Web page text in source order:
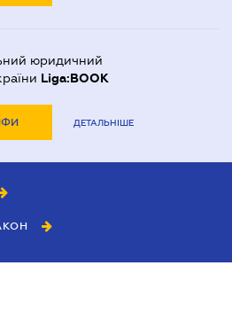
юридичний
Liga:BOOK
ДЕТАЛЬНІШЕ